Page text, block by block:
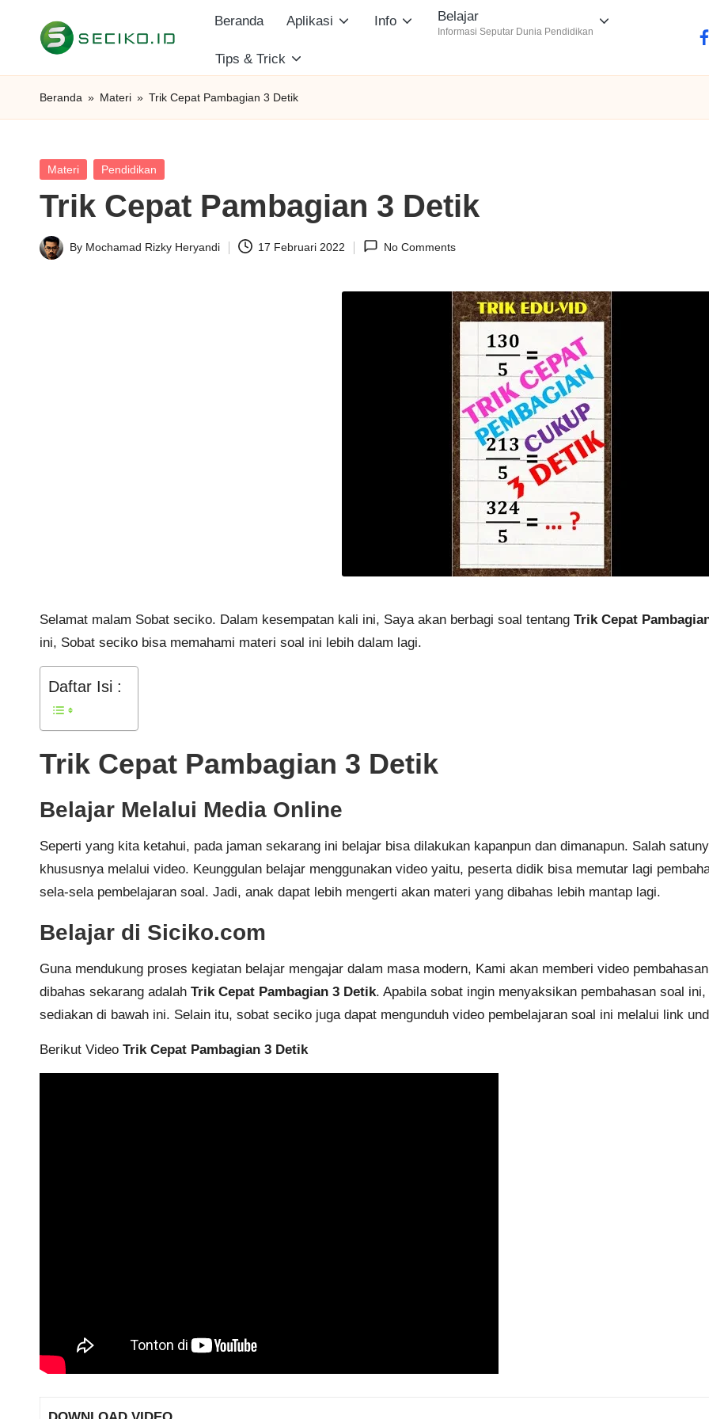
S
e
i
k
o
Informasi
dan
Beranda Aplikasi Info Belajar
Informasi Seputar Dunia Pendidikan
Tips & Trick
Beranda » Materi » Trik Cepat Pambagian 3 Detik
Posted
Materi Pendidikan
Trik Cepat Pambagian 3 Detik
Posted
By Mochamad Rizky Heryandi 17 Februari 2022 No Comments
Selamat malam Sobat seciko. Dalam kesempatan kali ini, Saya akan berbagi soal tentang Trik Cepat
ini, Sobat seciko bisa memahami materi soal ini lebih dalam lagi.
Daftar Isi :
Trik Cepat Pambagian 3 Detik
Belajar Melalui Media Online
Seperti yang kita ketahui, pada jaman sekarang ini belajar bisa dilakukan kapanpun dan dimanapun. Salah
khususnya melalui video. Keunggulan belajar menggunakan video yaitu, peserta didik bisa memutar lagi
sela-sela pembelajaran soal. Jadi, anak dapat lebih mengerti akan materi yang dibahas lebih mantap lagi.
Belajar di Siciko.com
Guna mendukung proses kegiatan belajar mengajar dalam masa modern, Kami akan memberi video
dibahas sekarang adalah Trik Cepat Pambagian 3 Detik. Apabila sobat ingin menyaksikan pembahasan soal
sediakan di bawah ini. Selain itu, sobat seciko juga dapat mengunduh video pembelajaran soal ini melalui link
Berikut Video Trik Cepat Pambagian 3 Detik